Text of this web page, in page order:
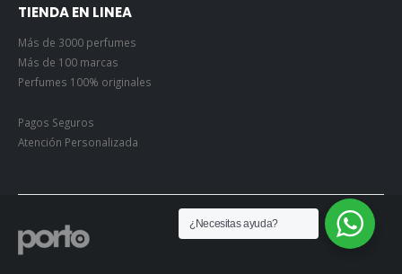
TIENDA EN LINEA
Más de 3000 perfumes
Más de 100 marcas
Perfumes 100% originales
Pagos Seguros
Atención Personalizada
¿Necesitas ayuda?